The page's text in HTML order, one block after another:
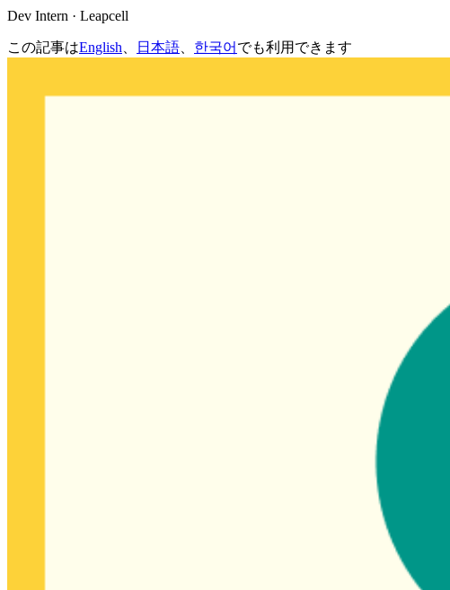
Dev Intern · Leapcell
この記事はEnglish 日本語 한국어 でも利用できます